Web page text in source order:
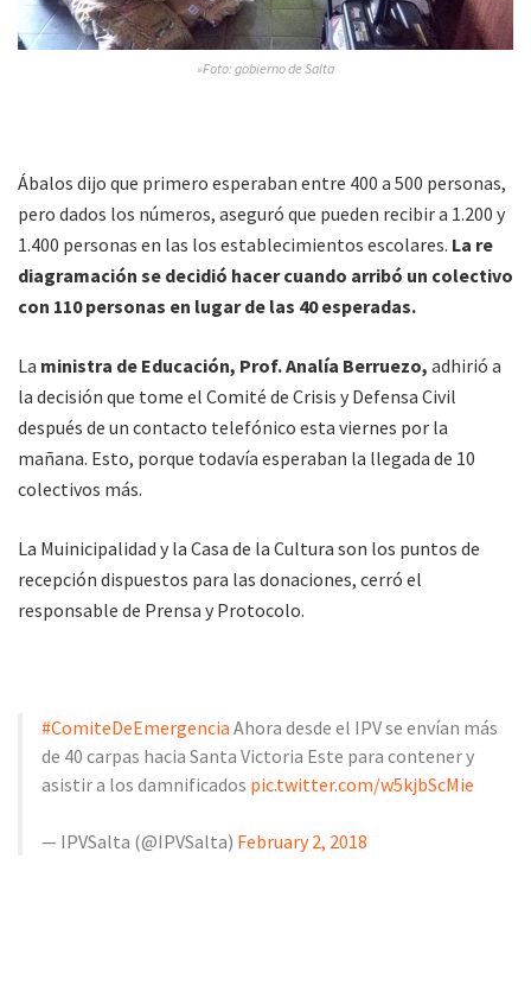
»Foto: gobierno de Salta
Ábalos dijo que primero esperaban entre 400 a 500 personas,
pero dados los números, aseguró que pueden recibir a 1.200 y
1.400 personas en las los establecimientos escolares. La re
diagramación se decidió hacer cuando arribó un colectivo
con 110 personas en lugar de las 40 esperadas.
La ministra de Educación, Prof. Analía Berruezo, adhirió a
la decisión que tome el Comité de Crisis y Defensa Civil
después de un contacto telefónico esta viernes por la
mañana. Esto, porque todavía esperaban la llegada de 10
colectivos más.
La Muinicipalidad y la Casa de la Cultura son los puntos de
recepción dispuestos para las donaciones, cerró el
responsable de Prensa y Protocolo.
#ComiteDeEmergencia Ahora desde el IPV se envían más
de 40 carpas hacia Santa Victoria Este para contener y
asistir a los damnificados pic.twitter.com/w5kjbScMie
— IPVSalta (@IPVSalta) February 2, 2018